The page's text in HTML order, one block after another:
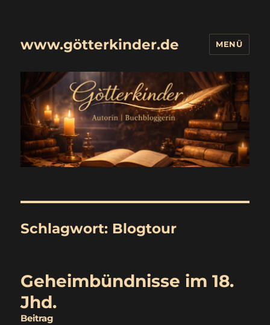
www.götterkinder.de MENÜ
Schlagwort: Blogtour
Geheimbündnisse im 18.
Jhd.
Beitrag